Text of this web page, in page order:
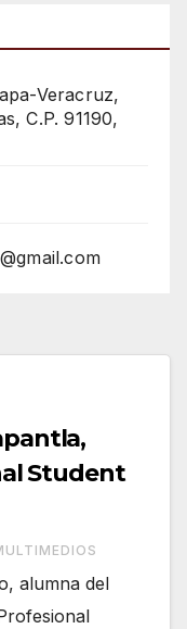
Veracruz,
C.P. 91190,
Student
alumna del